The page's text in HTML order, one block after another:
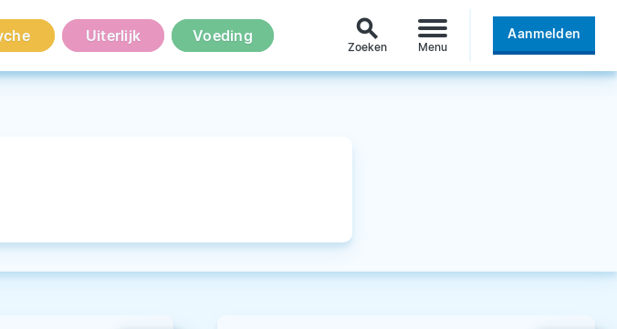
Uiterlijk Voeding search
Zoeken Menu
Aanmelden